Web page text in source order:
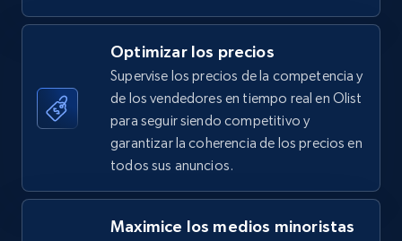
5.4K+ 667+ Comenzar ahora
TikTok Shop - category
URL, Title, Available, Description, Currency, Initial
price, Final price, Discount percent, and more.
Optimizar los precios
Supervise los precios de la competencia y
de los vendedores en tiempo real en Olist
para seguir siendo competitivo y
garantizar la coherencia de los precios en
todos sus anuncios.
Maximice los medios minoristas